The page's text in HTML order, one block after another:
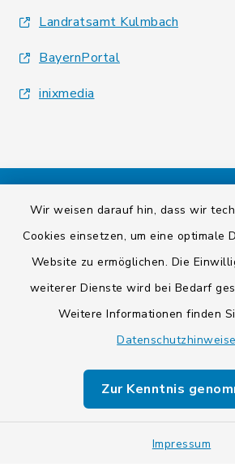
Wir weisen darauf hin, dass wir
Cookies einsetzen, um eine optimale
Website zu ermöglichen. Die
weiterer Dienste wird bei Bedarf
Weitere Informationen finden
Zur Kenntnis
Impressum
Landratsamt Kulmbach
BayernPortal
inixmedia
Kontakt
Barrierefreiheit
Datenschutz
Impressum
Sitemap
Cookie-